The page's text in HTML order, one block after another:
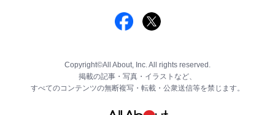
Copyright©All About, Inc. All rights reserved.
掲載の記事・写真・イラストなど、
すべてのコンテンツの無断複写・転載・公衆送信等を禁じます。